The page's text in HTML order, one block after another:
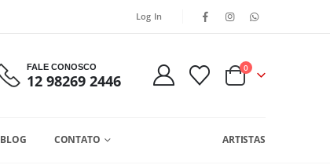
Log In
FALE CONOSCO
12 98269 2446
0
BLOG CONTATO ARTISTAS